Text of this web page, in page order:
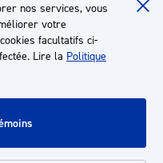
nos services, vous
votre
facultatifs ci-
Lire la Politique